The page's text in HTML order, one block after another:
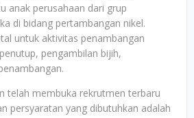
anak perusahaan dari grup
di bidang pertambangan nikel.
untuk aktivitas penambangan
pengambilan bijih,
telah membuka rekrutmen terbaru
persyaratan yang dibutuhkan adalah